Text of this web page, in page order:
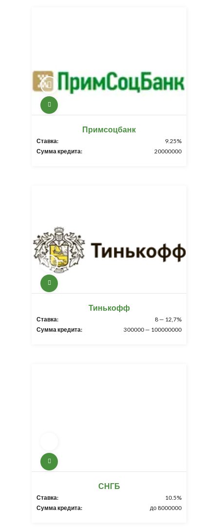
Примсоцбанк
Ставка:
9.25%
Сумма кредита:
20000000
Тинькофф
Ставка:
8 — 12,7%
Сумма кредита:
300000 — 100000000
СНГБ
Ставка:
10.5%
Сумма кредита:
до 8000000